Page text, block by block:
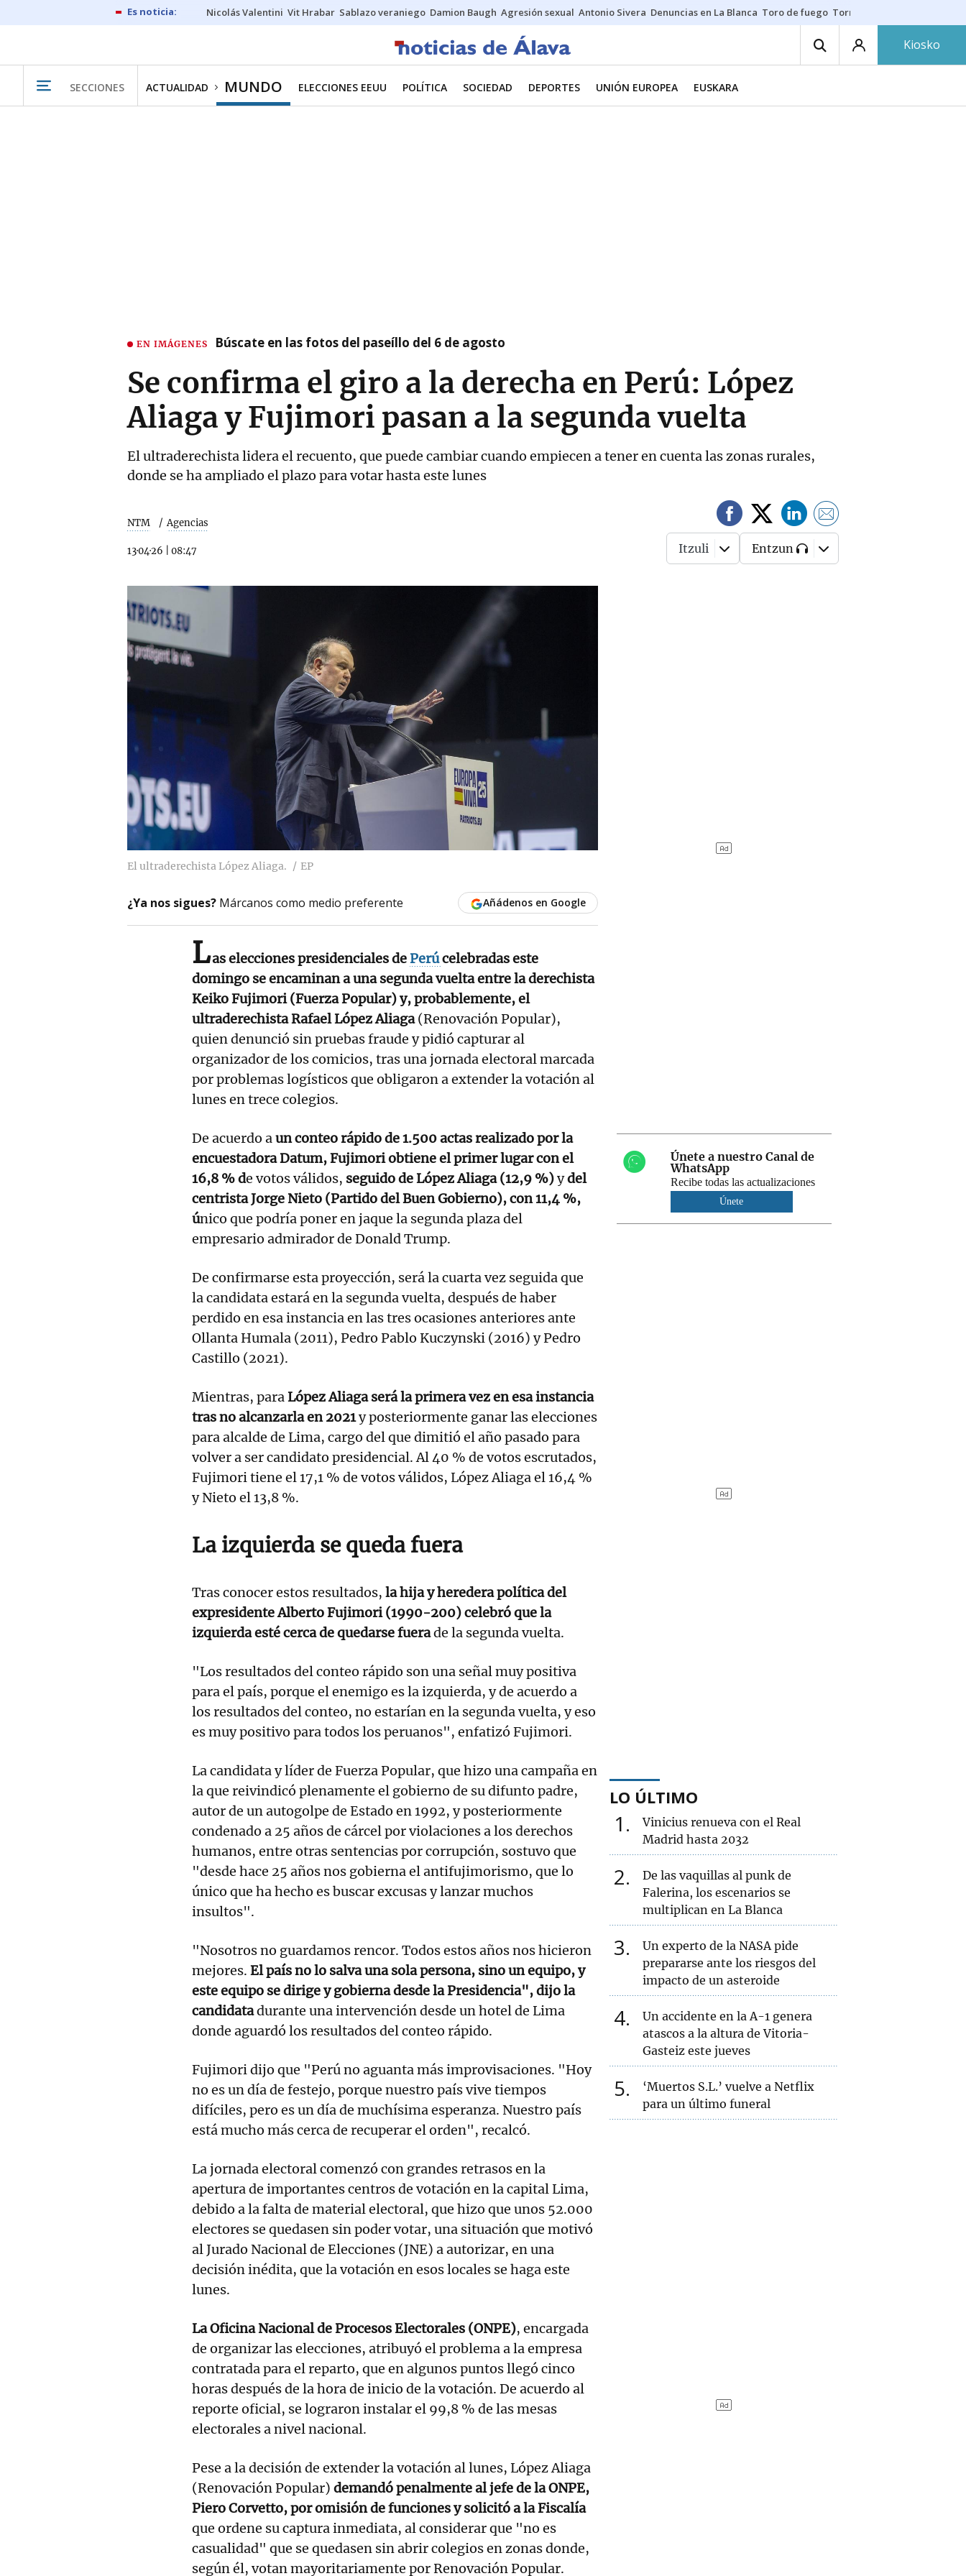
Nicolás Valentini Vit Hrabar Sablazo veraniego Damion Baugh Agresión sexual Antonio Sivera Denuncias en La Blanca Toro de fuego Tornike Shengelia
Kiosko
SECCIONES ACTUALIDAD MUNDO ELECCIONES EEUU POLÍTICA SOCIEDAD DEPORTES UNIÓN EUROPEA EUSKARA
EN IMÁGENES Búscate en las fotos del paseíllo del 6 de agosto
Se confirma el giro a la derecha en Perú: López
Aliaga y Fujimori pasan a la segunda vuelta
El ultraderechista lidera el recuento, que puede cambiar cuando empiecen a tener en cuenta las zonas rurales,
donde se ha ampliado el plazo para votar hasta este lunes
NTM Agencias
13·04·26 08:47 Itzuli Entzun
El ultraderechista López Aliaga. EP
¿Ya nos sigues? Márcanos como medio preferente Añádenos en Google
Las elecciones presidenciales dePerúcelebradas este
domingo se encaminan a una segunda vuelta entre la derechista
Keiko Fujimori (Fuerza Popular) y, probablemente, el
ultraderechista Rafael López Aliaga(Renovación Popular),
quien denunció sin pruebas fraude y pidió capturar al
organizador de los comicios, tras una jornada electoral marcada
por problemas logísticos que obligaron a extender la votación al
lunes en trece colegios.
De acuerdo aun conteo rápido de 1.500 actas realizado por la
encuestadora Datum, Fujimori obtiene el primer lugar con el
16,8 % de votos válidos, seguido de López Aliaga (12,9 %)ydel
centrista Jorge Nieto (Partido del Buen Gobierno), con 11,4 %,
único que podría poner en jaque la segunda plaza del
empresario admirador de Donald Trump.
De confirmarse esta proyección, será la cuarta vez seguida que
la candidata estará en la segunda vuelta, después de haber
perdido en esa instancia en las tres ocasiones anteriores ante
Ollanta Humala (2011), Pedro Pablo Kuczynski (2016) y Pedro
Castillo (2021).
Mientras, paraLópez Aliaga será la primera vez en esa instancia
tras no alcanzarla en 2021y posteriormente ganar las elecciones
para alcalde de Lima, cargo del que dimitió el año pasado para
volver a ser candidato presidencial. Al 40 % de votos escrutados,
Fujimori tiene el 17,1 % de votos válidos, López Aliaga el 16,4 %
y Nieto el 13,8 %.
La izquierda se queda fuera
Tras conocer estos resultados, la hija y heredera política del
expresidente Alberto Fujimori (1990-200) celebró que la
izquierda esté cerca de quedarse fuerade la segunda vuelta.
"Los resultados del conteo rápido son una señal muy positiva
para el país, porque el enemigo es la izquierda, y de acuerdo a
los resultados del conteo, no estarían en la segunda vuelta, y eso
es muy positivo para todos los peruanos", enfatizó Fujimori.
La candidata y líder de Fuerza Popular, que hizo una campaña en
la que reivindicó plenamente el gobierno de su difunto padre,
autor de un autogolpe de Estado en 1992, y posteriormente
condenado a 25 años de cárcel por violaciones a los derechos
humanos, entre otras sentencias por corrupción, sostuvo que
"desde hace 25 años nos gobierna el antifujimorismo, que lo
único que ha hecho es buscar excusas y lanzar muchos
insultos".
"Nosotros no guardamos rencor. Todos estos años nos hicieron
mejores. El país no lo salva una sola persona, sino un equipo, y
este equipo se dirige y gobierna desde la Presidencia", dijo la
candidatadurante una intervención desde un hotel de Lima
donde aguardó los resultados del conteo rápido.
Fujimori dijo que "Perú no aguanta más improvisaciones. "Hoy
no es un día de festejo, porque nuestro país vive tiempos
difíciles, pero es un día de muchísima esperanza. Nuestro país
está mucho más cerca de recuperar el orden", recalcó.
La jornada electoral comenzó con grandes retrasos en la
apertura de importantes centros de votación en la capital Lima,
debido a la falta de material electoral, que hizo que unos 52.000
electores se quedasen sin poder votar, una situación que motivó
al Jurado Nacional de Elecciones (JNE) a autorizar, en una
decisión inédita, que la votación en esos locales se haga este
lunes.
La Oficina Nacional de Procesos Electorales (ONPE), encargada
de organizar las elecciones, atribuyó el problema a la empresa
contratada para el reparto, que en algunos puntos llegó cinco
horas después de la hora de inicio de la votación. De acuerdo al
reporte oficial, se lograron instalar el 99,8 % de las mesas
electorales a nivel nacional.
Pese a la decisión de extender la votación al lunes, López Aliaga
(Renovación Popular) demandó penalmente al jefe de la ONPE,
Piero Corvetto, por omisión de funciones y solicitó a la Fiscalía
que ordene su captura inmediata, al considerar que "no es
casualidad" que se quedasen sin abrir colegios en zonas donde,
según él, votan mayoritariamente por Renovación Popular.
Únete a nuestro Canal de
WhatsApp
Recibe todas las actualizaciones
Únete
LO ÚLTIMO
1
Vinicius renueva con el Real
Madrid hasta 2032
2
De las vaquillas al punk de
Falerina, los escenarios se
multiplican en La Blanca
3
Un experto de la NASA pide
prepararse ante los riesgos del
impacto de un asteroide
4
Un accidente en la A-1 genera
atascos a la altura de Vitoria-
Gasteiz este jueves
5
‘Muertos S.L.’ vuelve a Netflix
para un último funeral